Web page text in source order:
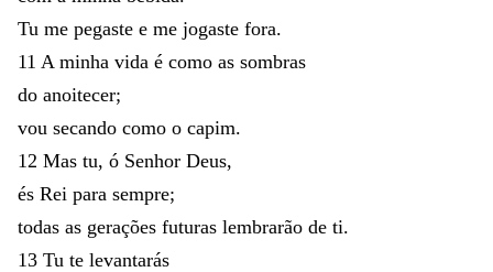
Tu me pegaste e me jogaste fora.
11 A minha vida é como as sombras
do anoitecer;
vou secando como o capim.
12 Mas tu, ó Senhor Deus,
és Rei para sempre;
todas as gerações futuras lembrarão de ti.
13 Tu te levantarás